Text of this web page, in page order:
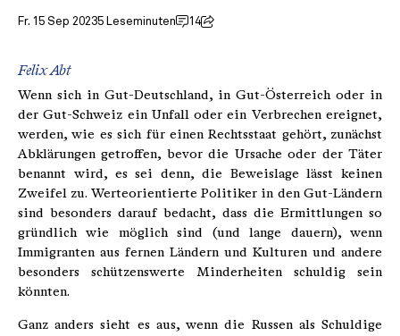
Fr. 15 Sep 20235 Leseminuten 14
Felix Abt
Wenn sich in Gut-Deutschland, in Gut-Österreich oder in
der Gut-Schweiz ein Unfall oder ein Verbrechen ereignet,
werden, wie es sich für einen Rechtsstaat gehört, zunächst
Abklärungen getroffen, bevor die Ursache oder der Täter
benannt wird, es sei denn, die Beweislage lässt keinen
Zweifel zu. Werteorientierte Politiker in den Gut-Ländern
sind besonders darauf bedacht, dass die Ermittlungen so
gründlich wie möglich sind (und lange dauern), wenn
Immigranten aus fernen Ländern und Kulturen und andere
besonders schützenswerte Minderheiten schuldig sein
könnten.
Ganz anders sieht es aus, wenn die Russen als Schuldige